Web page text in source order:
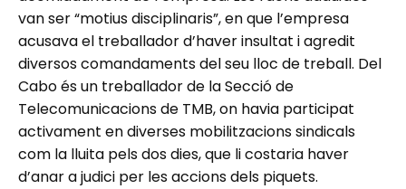
van ser “motius disciplinaris”, en que l’empresa
acusava el treballador d’haver insultat i agredit
diversos comandaments del seu lloc de treball. Del
Cabo és un treballador de la Secció de
Telecomunicacions de TMB, on havia participat
activament en diverses mobilitzacions sindicals
com la lluita pels dos dies, que li costaria haver
d’anar a judici per les accions dels piquets.